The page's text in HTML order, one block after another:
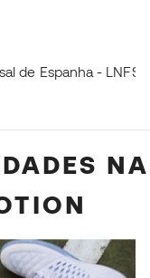
de Espanha - LNFS